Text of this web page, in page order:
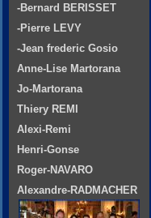
-Bernard BERISSET
-Pierre LEVY
-Jean frederic Gosio
Anne-Lise Martorana
Jo-Martorana
Thiery REMI
Alexi-Remi
Henri-Gonse
Roger-NAVARO
Alexandre-RADMACHER